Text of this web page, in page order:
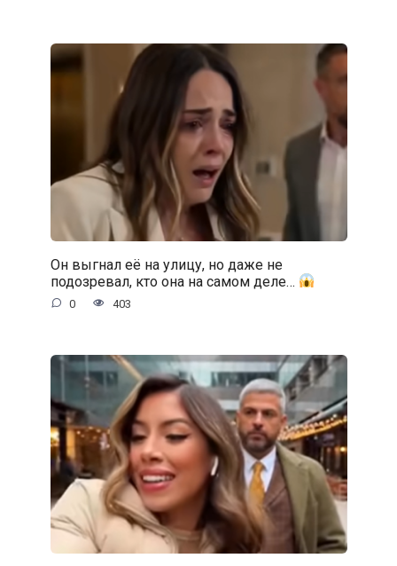
Он выгнал её на улицу, но даже не
подозревал, кто она на самом деле…
0 403